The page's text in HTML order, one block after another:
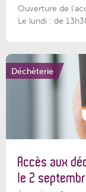
Ouverture de
Le lundi : de
Déchèterie
Accès aux
le 2